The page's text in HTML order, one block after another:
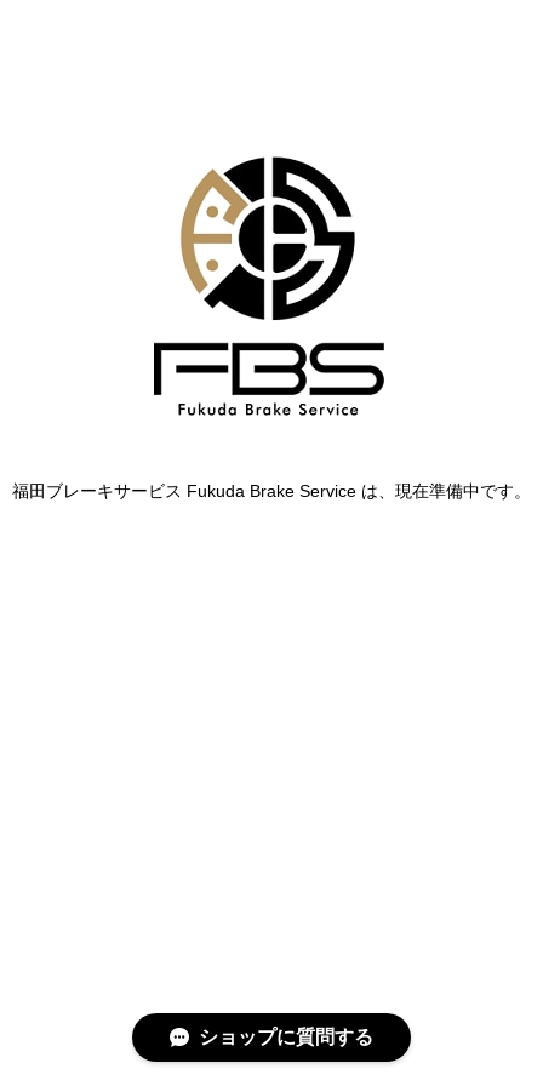
福田ブレーキサービス Fukuda Brake Service は、現在準備中です。
ショップに質問する